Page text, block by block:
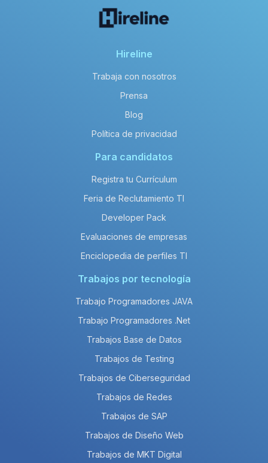
Hireline
Trabaja con nosotros
Prensa
Blog
Política de privacidad
Para candidatos
Registra tu Currículum
Feria de Reclutamiento TI
Developer Pack
Evaluaciones de empresas
Enciclopedia de perfiles TI
Trabajos por tecnología
Trabajo Programadores JAVA
Trabajo Programadores .Net
Trabajos Base de Datos
Trabajos de Testing
Trabajos de Ciberseguridad
Trabajos de Redes
Trabajos de SAP
Trabajos de Diseño Web
Trabajos de MKT Digital